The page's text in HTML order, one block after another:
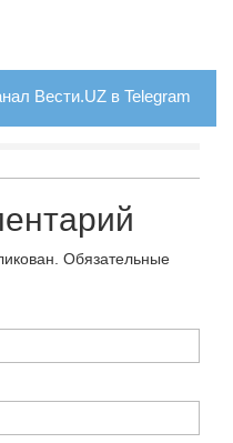
Вести.UZ в Telegram
Обязательные